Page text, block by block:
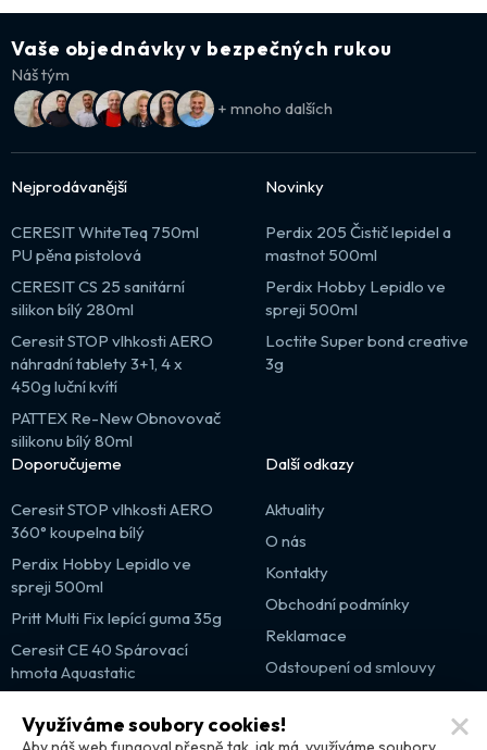
Vaše objednávky v bezpečných rukou
Náš tým
+ mnoho dalších
Nejprodávanější
CERESIT WhiteTeq 750ml
PU pěna pistolová
CERESIT CS 25 sanitární
silikon bílý 280ml
Ceresit STOP vlhkosti AERO
náhradní tablety 3+1, 4 x
450g luční kvítí
PATTEX Re-New Obnovovač
silikonu bílý 80ml
Novinky
Perdix 205 Čistič lepidel a
mastnot 500ml
Perdix Hobby Lepidlo ve
spreji 500ml
Loctite Super bond creative
3g
Doporučujeme
Ceresit STOP vlhkosti AERO
360° koupelna bílý
Perdix Hobby Lepidlo ve
spreji 500ml
Pritt Multi Fix lepící guma 35g
Ceresit CE 40 Spárovací
hmota Aquastatic
Další odkazy
Aktuality
O nás
Kontakty
Obchodní podmínky
Reklamace
Odstoupení od smlouvy
Výprodej
Partnerské weby
Využíváme soubory cookies!